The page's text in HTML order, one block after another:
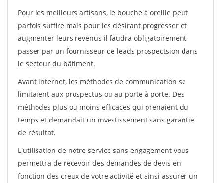
Pour les meilleurs artisans, le bouche à oreille peut
parfois suffire mais pour les désirant progresser et
augmenter leurs revenus il faudra obligatoirement
passer par un fournisseur de leads prospectsion dans
le secteur du bâtiment.
Avant internet, les méthodes de communication se
limitaient aux prospectus ou au porte à porte. Des
méthodes plus ou moins efficaces qui prenaient du
temps et demandait un investissement sans garantie
de résultat.
L'utilisation de notre service sans engagement vous
permettra de recevoir des demandes de devis en
fonction des creux de votre activité et ainsi assurer un